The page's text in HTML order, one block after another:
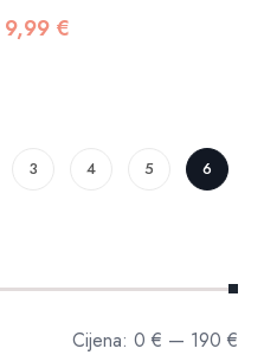
Izvorna
9,99 €
3 4 5 6
Cijena: 0 € — 190 €